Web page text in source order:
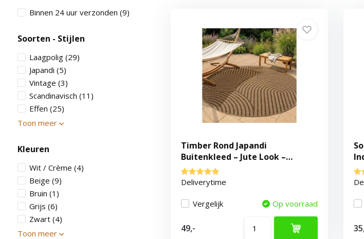
Binnen 24 uur verzonden (9)
Soorten - Stijlen
Laagpolig (29)
Japandi (5)
Vintage (3)
Scandinavisch (11)
Effen (25)
Toon meer
Kleuren
Wit / Crème (4)
Beige (9)
Bruin (1)
Grijs (6)
Zwart (4)
Toon meer
Timber Rond Japandi
Buitenkleed – Jute Look –
Weerbestendig – Beige
Deliverytime
Vergelijk Op voorraad
49,-